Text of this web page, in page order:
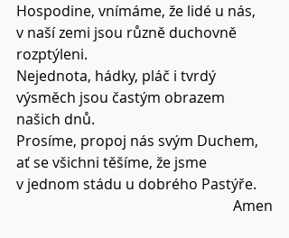
Hospodine, vnímáme, že lidé u nás,
v naší zemi jsou různě duchovně
rozptýleni.
Nejednota, hádky, pláč i tvrdý
výsměch jsou častým obrazem
našich dnů.
Prosíme, propoj nás svým Duchem,
ať se všichni těšíme, že jsme
v jednom stádu u dobrého Pastýře.
Amen